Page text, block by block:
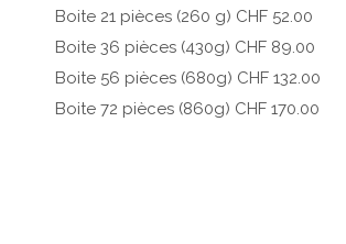
Boite 21 pièces (260 g) CHF 52.00
Boite 36 pièces (430g) CHF 89.00
Boite 56 pièces (680g) CHF 132.00
Boite 72 pièces (860g) CHF 170.00